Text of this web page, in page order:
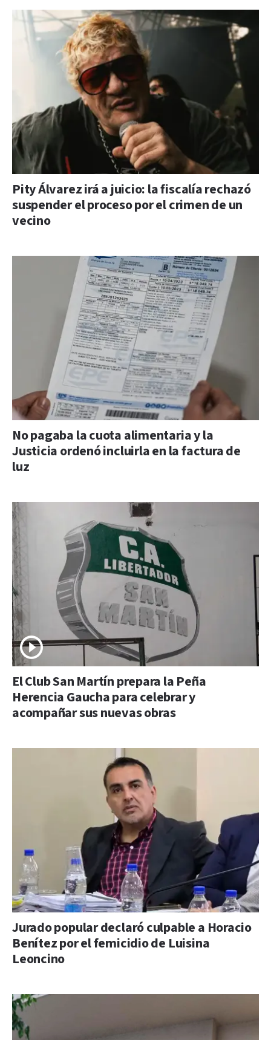
Pity Álvarez irá a juicio: la fiscalía rechazó
suspender el proceso por el crimen de un
vecino
No pagaba la cuota alimentaria y la
Justicia ordenó incluirla en la factura de
luz
El Club San Martín prepara la Peña
Herencia Gaucha para celebrar y
acompañar sus nuevas obras
Jurado popular declaró culpable a Horacio
Benítez por el femicidio de Luisina
Leoncino